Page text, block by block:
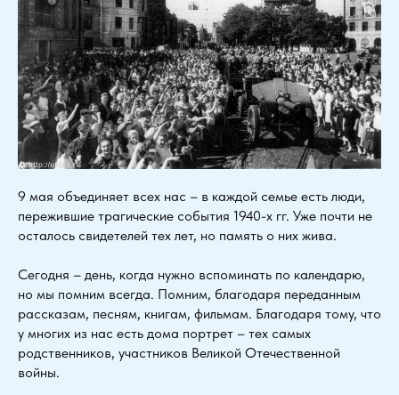
9 мая объединяет всех нас – в каждой семье есть люди,
пережившие трагические события 1940-х гг. Уже почти не
осталось свидетелей тех лет, но память о них жива.
Сегодня – день, когда нужно вспоминать по календарю,
но мы помним всегда. Помним, благодаря переданным
рассказам, песням, книгам, фильмам. Благодаря тому, что
у многих из нас есть дома портрет – тех самых
родственников, участников Великой Отечественной
войны.